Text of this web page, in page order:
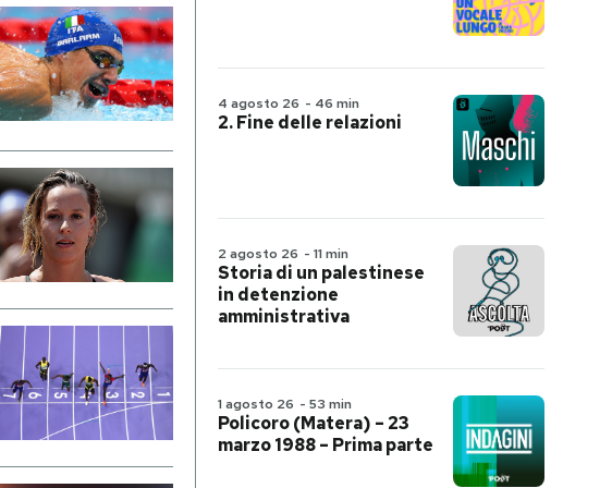
4 agosto 26 - 46 min
2. Fine delle relazioni
2 agosto 26 - 11 min
Storia di un palestinese
in detenzione
amministrativa
1 agosto 26 - 53 min
Policoro (Matera) – 23
marzo 1988 – Prima parte